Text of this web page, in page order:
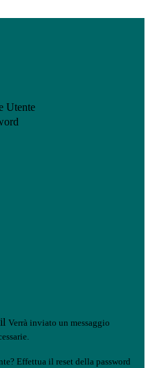
Utente
Verrà inviato un messaggio
Effettua il reset della password